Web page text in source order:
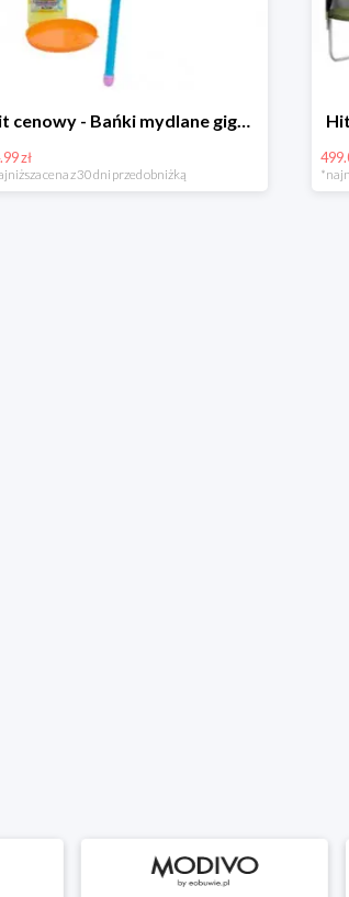
Hit cenowy - Bańki mydlane gigant lub płyn uzupełniający
zł
cena z 30 dni przed obniżką